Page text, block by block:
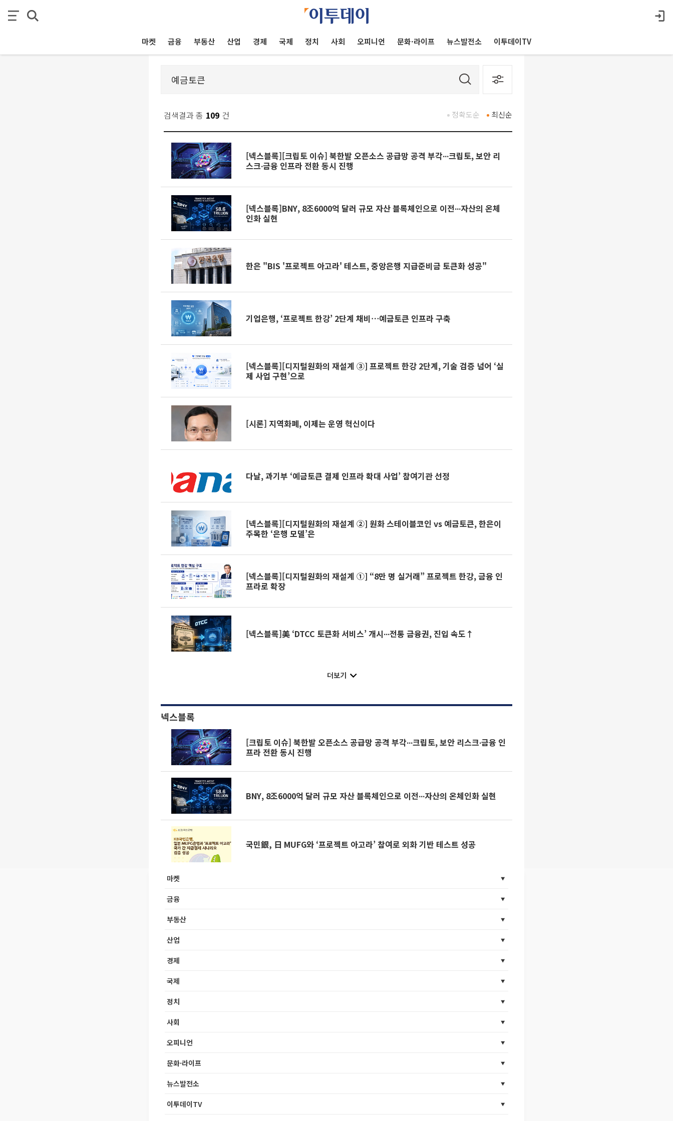
마켓 금융 부동산 산업 경제 국제 정치 사회 오피니언 문화·라이프 뉴스발전소 이투데이TV
검색결과 총 109 건 최신순
정확도순
[넥스블록][크립토 이슈] 북한발 오픈소스 공급망 공격 부각∙∙∙크립토, 보안 리
스크∙금융 인프라 전환 동시 진행
[넥스블록]BNY, 8조6000억 달러 규모 자산 블록체인으로 이전∙∙∙자산의 온체
인화 실현
한은 "BIS '프로젝트 아고라' 테스트, 중앙은행 지급준비금 토큰화 성공"
기업은행, ‘프로젝트 한강’ 2단계 채비⋯예금토큰 인프라 구축
[넥스블록][디지털원화의 재설계 ③] 프로젝트 한강 2단계, 기술 검증 넘어 ‘실
제 사업 구현’으로
[시론] 지역화폐, 이제는 운영 혁신이다
다날, 과기부 ‘예금토큰 결제 인프라 확대 사업’ 참여기관 선정
[넥스블록][디지털원화의 재설계 ②] 원화 스테이블코인 vs 예금토큰, 한은이
주목한 ‘은행 모델’은
[넥스블록][디지털원화의 재설계 ①] “8만 명 실거래” 프로젝트 한강, 금융 인
프라로 확장
[넥스블록]美 ‘DTCC 토큰화 서비스’ 개시∙∙∙전통 금융권, 진입 속도↑
더보기
넥스블록
[크립토 이슈] 북한발 오픈소스 공급망 공격 부각∙∙∙크립토, 보안 리스크∙금융 인
프라 전환 동시 진행
BNY, 8조6000억 달러 규모 자산 블록체인으로 이전∙∙∙자산의 온체인화 실현
국민銀, 日 MUFG와 ‘프로젝트 아고라’ 참여로 외화 기반 테스트 성공
마켓
금융
부동산
산업
경제
국제
정치
사회
오피니언
문화·라이프
뉴스발전소
이투데이TV